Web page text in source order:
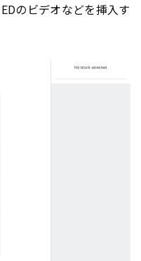
のビデオなどを挿入す